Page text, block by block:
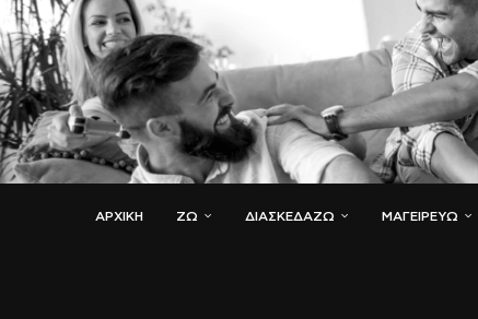
ΑΡΧΙΚΗ ΖΏ ΔΙΑΣΚΕΔΆΖΩ ΜΑΓΕΙΡΕΎΩ